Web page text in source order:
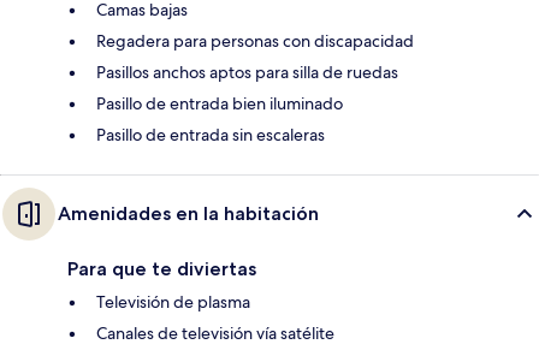
Camas bajas
Regadera para personas con discapacidad
Pasillos anchos aptos para silla de ruedas
Pasillo de entrada bien iluminado
Pasillo de entrada sin escaleras
Amenidades en la habitación
Para que te diviertas
Televisión de plasma
Canales de televisión vía satélite